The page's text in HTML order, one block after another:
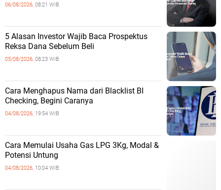
06/08/2026, 08:21 WIB
5 Alasan Investor Wajib Baca Prospektus
Reksa Dana Sebelum Beli
05/08/2026, 08:23 WIB
Cara Menghapus Nama dari Blacklist BI
Checking, Begini Caranya
04/08/2026, 19:54 WIB
Cara Memulai Usaha Gas LPG 3Kg, Modal &
Potensi Untung
04/08/2026, 10:04 WIB